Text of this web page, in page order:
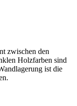
zwischen den
Holzfarben sind
ist die